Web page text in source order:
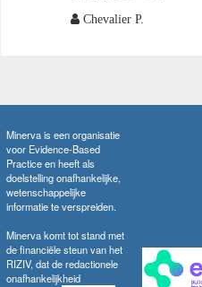
Chevalier P.
Minerva is een organisatie
voor Evidence-Based
Practice en heeft als
doelstelling onafhankelijke,
wetenschappelijke
informatie te verspreiden.
Minerva komt tot stand met
de financiële steun van het
RIZIV, dat de redactionele
onafhankelijkheid